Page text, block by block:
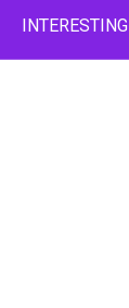
INTERESTING